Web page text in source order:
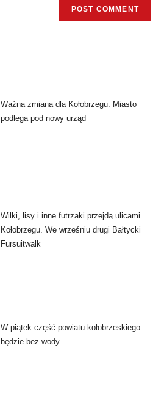
Ważna zmiana dla Kołobrzegu. Miasto
podlega pod nowy urząd
Wilki, lisy i inne futrzaki przejdą ulicami
Kołobrzegu. We wrześniu drugi Bałtycki
Fursuitwalk
W piątek część powiatu kołobrzeskiego
będzie bez wody